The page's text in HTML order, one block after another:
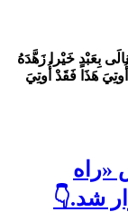
بِعَبْدٍ خَيْرا زَهَّدَهُ
هَذَا فَقَدْ أُوتِيَ
«راه
شد.👇